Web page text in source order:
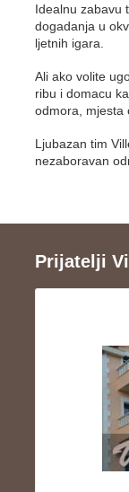
Idealnu zabavu
dogadanja u
ljetnih igara.
Ali ako volite
ribu i domacu
odmora, mjesta
Ljubazan tim
nezaboravan
Prijatelji